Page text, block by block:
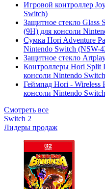
Игровой контроллер
Switch)
Защитное стекло Glass
(9H) для консоли
Сумка Hori Adventure
Nintendo Switch (NSW-
Защитное стекло
Контроллеры Hori Split
консоли Nintendo
Геймпад Hori - Wireless
консоли Nintendo
Смотреть все
Switch 2
Лидеры продаж